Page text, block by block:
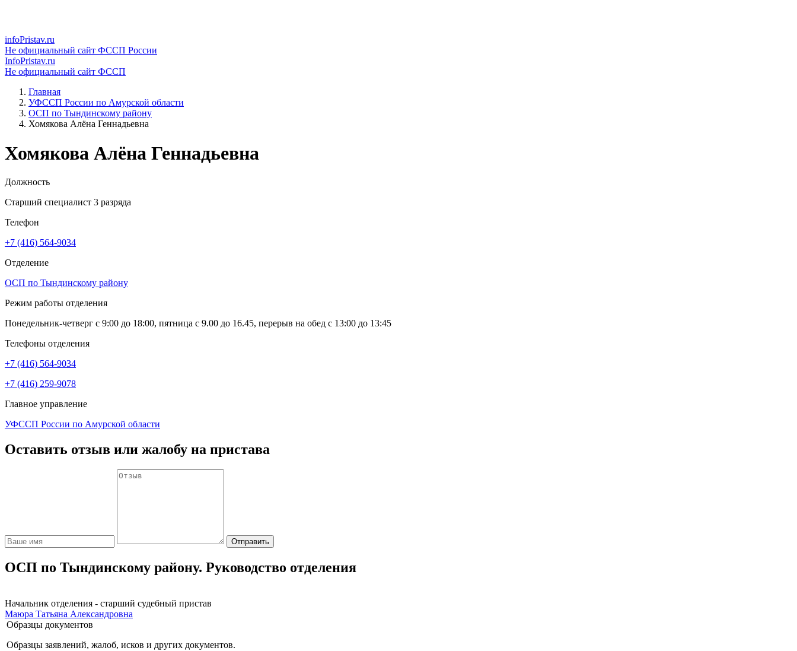
infoPristav.ru
Не официальный сайт ФССП России
InfoPristav.ru
Не официальный сайт ФССП
Главная
УФССП России по Амурской области
ОСП по Тындинскому району
Хомякова Алёна Геннадьевна
Хомякова Алёна Геннадьевна
Должность
Старший специалист 3 разряда
Телефон
+7 (416) 564-9034
Отделение
ОСП по Тындинскому району
Режим работы отделения
Понедельник-четверг с 9:00 до 18:00, пятница с 9.00 до 16.45, перерыв на обед с 13:00 до 13:45
Телефоны отделения
+7 (416) 564-9034
+7 (416) 259-9078
Главное управление
УФССП России по Амурской области
Оставить отзыв или жалобу на пристава
Отправить
ОСП по Тындинскому району. Руководство отделения
Начальник отделения - старший судебный пристав
Маюра Татьяна Александровна
Образцы документов
Образцы заявлений, жалоб, исков и других документов.